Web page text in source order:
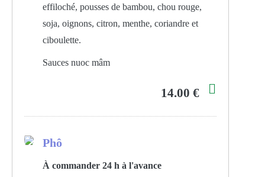
effiloché, pousses de bambou, chou rouge,
soja, oignons, citron, menthe, coriandre et
ciboulette.
Sauces nuoc mâm
14.00 €
Phô
À commander 24 h à l'avance